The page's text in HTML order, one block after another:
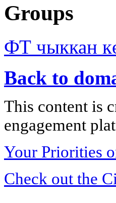
Groups
ФТ чыккан
Back to
This content is
engagement
Your Priorities
Check out the